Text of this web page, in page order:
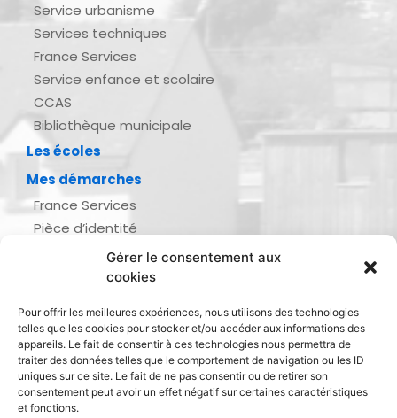
Gérer le consentement aux
cookies
Pour offrir les meilleures expériences, nous utilisons des technologies
telles que les cookies pour stocker et/ou accéder aux informations des
appareils. Le fait de consentir à ces technologies nous permettra de
traiter des données telles que le comportement de navigation ou les ID
uniques sur ce site. Le fait de ne pas consentir ou de retirer son
consentement peut avoir un effet négatif sur certaines caractéristiques
et fonctions.
Service urbanisme
Services techniques
France Services
Service enfance et scolaire
CCAS
Bibliothèque municipale
Les écoles
Mes démarches
France Services
Pièce d’identité
Demande d’actes d’état civil
Inscription listes électorales
Recensement militaire
Le journal de ma ville
Gestion des déchets